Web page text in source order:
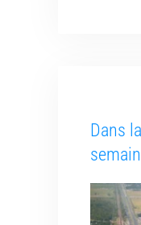
Dans